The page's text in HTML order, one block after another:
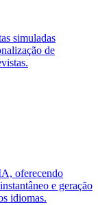
simuladas
de
oferecendo
e geração
idiomas.